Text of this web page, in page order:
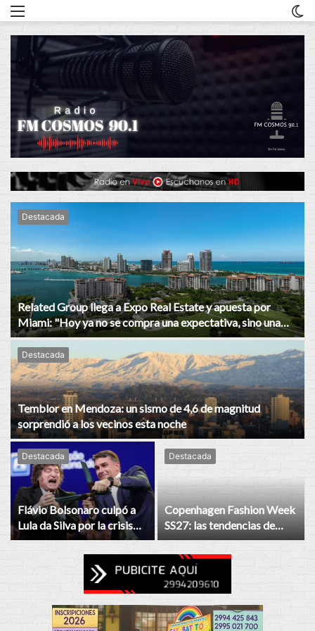
Destacada
Related Group llega a Expo Real Estate y apuesta por
Miami: "Hoy ya no se compra una expectativa, sino una
ciudad consolidada"
Destacada
Temblor en Mendoza: un sismo de 4,6 de magnitud
sorprendió a los vecinos esta noche
Destacada
Flávio Bolsonaro culpó a
Lula da Silva por la crisis
con Argentina y respaldó a
Destacada
Copenhagen Fashion Week
SS27: las tendencias de
street style que marcarán la
moda de la próxima
temporada